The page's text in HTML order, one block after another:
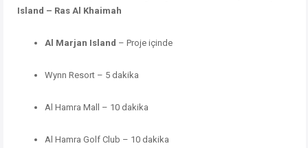
Island – Ras Al Khaimah
Al Marjan Island – Proje içinde
Wynn Resort – 5 dakika
Al Hamra Mall – 10 dakika
Al Hamra Golf Club – 10 dakika